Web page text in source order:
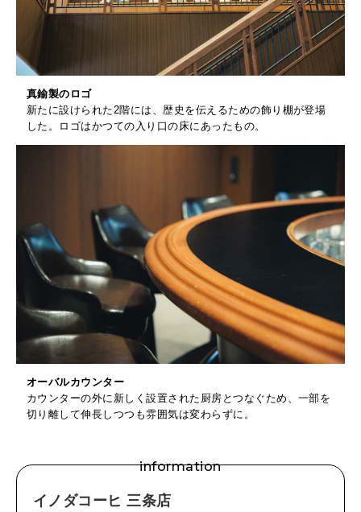
真鍮製のロゴ
新たに設けられた2階には、歴史を伝えるための飾り棚が登場
した。ロゴはかつての入り口の床にあったもの。
オーバルカウンター
カウンターの外に新しく設置された厨房とつなぐため、一部を
切り離して伸長しつつも雰囲気は変わらずに。
information
イノダコーヒ 三条店